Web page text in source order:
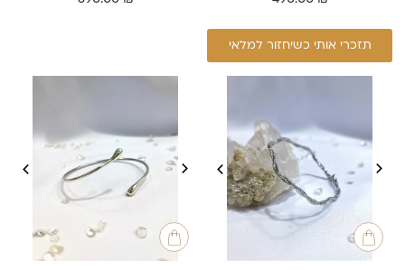
תזכרי אותי כשיחזור למלאי